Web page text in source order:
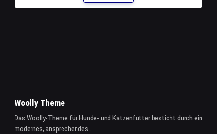
Woolly Theme
Das Woolly-Theme für Hunde- und Katzenfutter besticht durch ein
modernes, ansprechendes...